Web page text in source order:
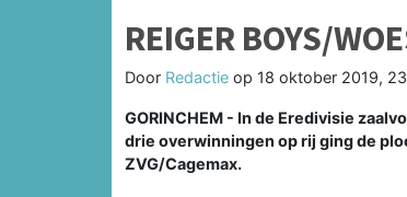
REIGER BOYS/
Door Redactie op 18 oktober 2019,
GORINCHEM - In de Eredivisie
drie overwinningen op rij ging de
ZVG/Cagemax.